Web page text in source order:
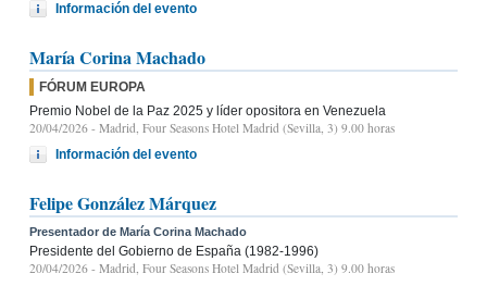
Información del evento
María Corina Machado
FÓRUM EUROPA
Premio Nobel de la Paz 2025 y líder opositora en Venezuela
20/04/2026 - Madrid, Four Seasons Hotel Madrid (Sevilla, 3) 9.00 horas
Información del evento
Felipe González Márquez
Presentador de María Corina Machado
Presidente del Gobierno de España (1982-1996)
20/04/2026 - Madrid, Four Seasons Hotel Madrid (Sevilla, 3) 9.00 horas